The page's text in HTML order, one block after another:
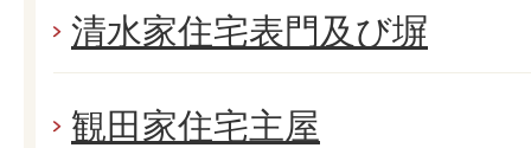
清水家住宅表門及び塀
観田家住宅主屋